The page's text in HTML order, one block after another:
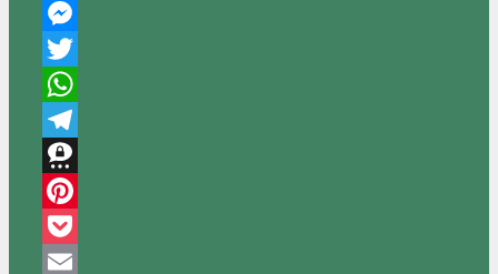
Facebook
Messenger
Twitter
WhatsApp
Telegram
Threema
Pinterest
Pocket